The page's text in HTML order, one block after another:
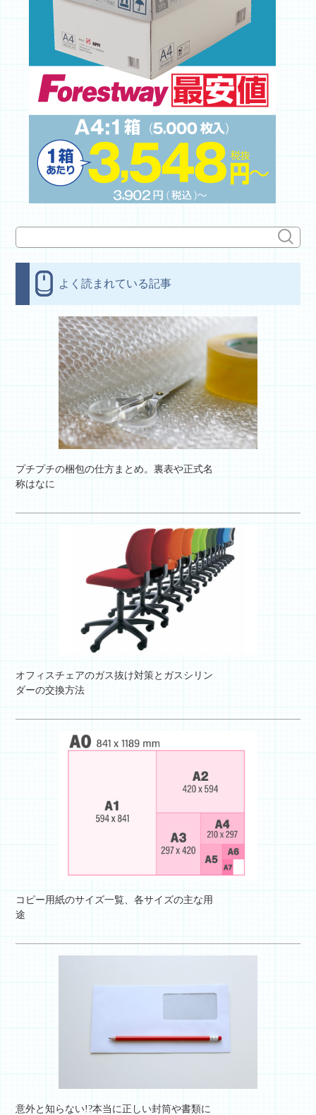
よく読まれている記事
プチプチの梱包の仕方まとめ。裏表や正式名
称はなに
オフィスチェアのガス抜け対策とガスシリン
ダーの交換方法
コピー用紙のサイズ一覧、各サイズの主な用
途
意外と知らない!?本当に正しい封筒や書類に